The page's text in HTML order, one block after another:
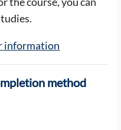
information
method
liittyvät riskit